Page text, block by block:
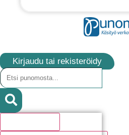
Kirjaudu tai rekisteröidy